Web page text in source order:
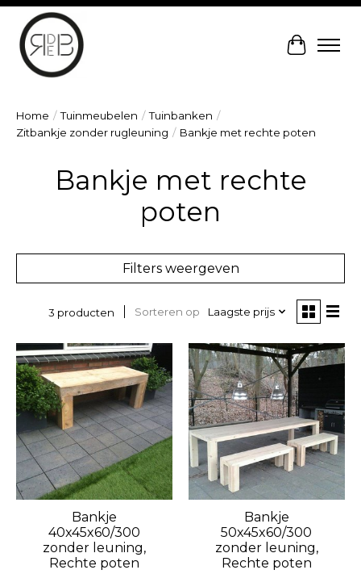
Home / Tuinmeubelen / Tuinbanken /
Zitbankje zonder rugleuning / Bankje met rechte poten
Bankje met rechte
poten
Filters weergeven
3 producten Sorteren op Laagste prijs
Bankje
40x45x60/300
zonder leuning,
Rechte poten
Bankje
50x45x60/300
zonder leuning,
Rechte poten